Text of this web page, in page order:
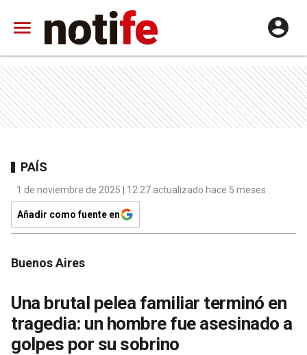
PAÍS
1 de noviembre de 2025 | 12:27 actualizado hace 5 meses
Añadir como fuente en
Buenos Aires
Una brutal pelea familiar terminó en
tragedia: un hombre fue asesinado a
golpes por su sobrino